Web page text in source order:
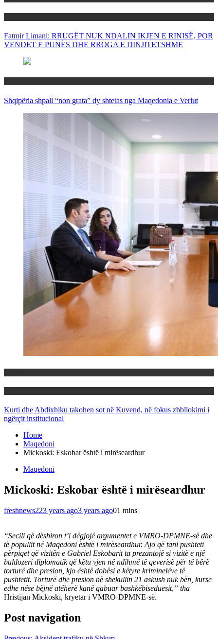
Fatmir Limani: RRUGËT NUK NDALIN IKJEN E RINISË, POR
VENDET E PUNËS DHE RROGA E DINJITETSHME
Shqipëria shpall “non grata” dy shtetas nga Maqedonia e Veriut
Kurti dhe Abdixhiku takohen sot në Kuvend, në fokus zhbllokimi i
ngërçit institucional
Home
Maqedoni
Mickoski: Eskobar është i mirëseardhur
Maqedoni
Mickoski: Eskobar është i mirëseardhur
freshnews223 years ago3 years ago01 mins
“Secili që dëshiron t’i dëgjojë argumentet e VMRO-DPMNE-së dhe
të popullit në Maqedoni është i mirëseardhur. Ajo që tani pushteti
përpiqet që vizitën e Gabriel Eskobarit ta prezantojë si vizitë e një
buldozeri diplomatik që këtu vjen në ndihmë të qeverisë për të bërë
torturë dhe presion, kjo është dobësi e këtyre kriminelëve të
pushtetit. Torturë dhe presion në shekullin 21 askush nuk bën, kurse
edhe nëse bëjnë atëherë kanë gabuar bashkëbiseduesit,” tha
Hristijan Mickoski, kryetar i VMRO-DPMNE-së.
Post navigation